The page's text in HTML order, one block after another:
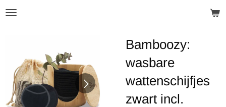
Ga
hoofdinhoud
Bamboozy:
wasbare
wattenschijfjes
zwart incl.